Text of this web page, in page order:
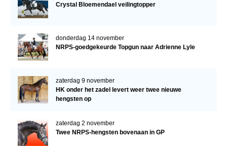
Crystal Bloemendael veilingtopper
donderdag 14 november
NRPS-goedgekeurde Topgun naar Adrienne Lyle
zaterdag 9 november
HK onder het zadel levert weer twee nieuwe
hengsten op
zaterdag 2 november
Twee NRPS-hengsten bovenaan in GP